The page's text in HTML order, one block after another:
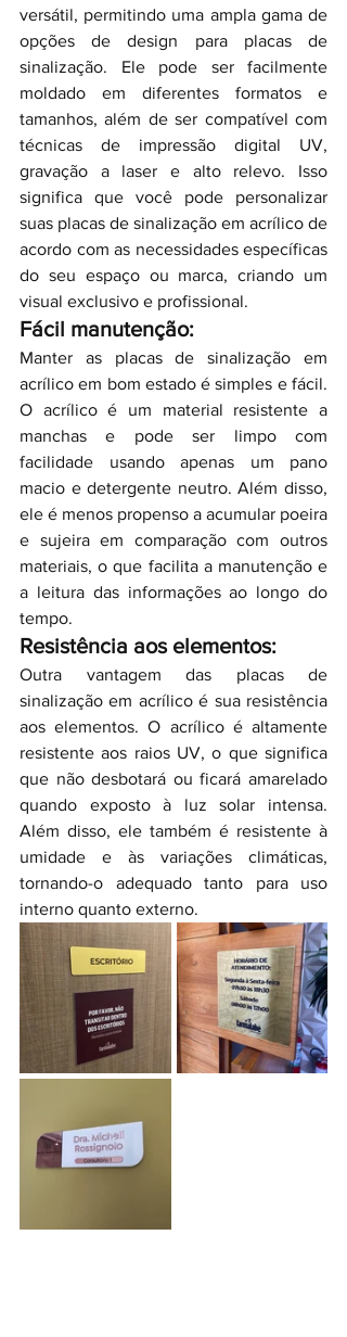
versátil, permitindo uma ampla gama de
opções de design para placas de
sinalização. Ele pode ser facilmente
moldado em diferentes formatos e
tamanhos, além de ser compatível com
técnicas de impressão digital UV,
gravação a laser e alto relevo. Isso
significa que você pode personalizar
suas placas de sinalização em acrílico de
acordo com as necessidades específicas
do seu espaço ou marca, criando um
visual exclusivo e profissional.
Fácil manutenção:
Manter as placas de sinalização em
acrílico em bom estado é simples e fácil.
O acrílico é um material resistente a
manchas e pode ser limpo com
facilidade usando apenas um pano
macio e detergente neutro. Além disso,
ele é menos propenso a acumular poeira
e sujeira em comparação com outros
materiais, o que facilita a manutenção e
a leitura das informações ao longo do
tempo.
Resistência aos elementos:
Outra vantagem das placas de
sinalização em acrílico é sua resistência
aos elementos. O acrílico é altamente
resistente aos raios UV, o que significa
que não desbotará ou ficará amarelado
quando exposto à luz solar intensa.
Além disso, ele também é resistente à
umidade e às variações climáticas,
tornando-o adequado tanto para uso
interno quanto externo.